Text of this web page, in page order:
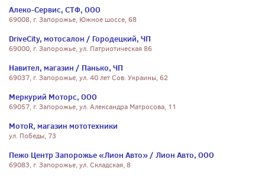
Алеко-Сервис, СТФ, ООО
69008, г. Запорожье, Южное шоссе, 68
DriveCity, мотосалон / Городецкий, ЧП
69000, г. Запорожье, ул. Патриотическая 86
Навител, магазин / Панько, ЧП
69037, г. Запорожье, ул. 40 лет Сов. Украины, 62
Меркурий Моторс, ООО
69057, г. Запорожье, ул. Александра Матросова, 11
МотоR, магазин мототехники
ул. Победы, 73
Пежо Центр Запорожье «Лион Авто» / Лион Авто, ООО
69083, г. Запорожье, ул. Складская, 8